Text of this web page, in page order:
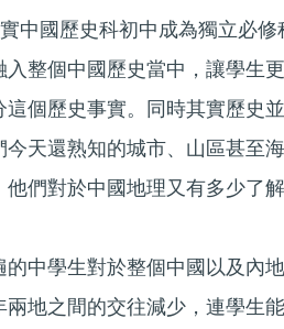
中國歷史科初中成為獨立必修
整個中國歷史當中，讓學生
個歷史事實。同時其實歷史
天還熟知的城市、山區甚至
們對於中國地理又有多少了
中學生對於整個中國以及內
地之間的交往減少，連學生